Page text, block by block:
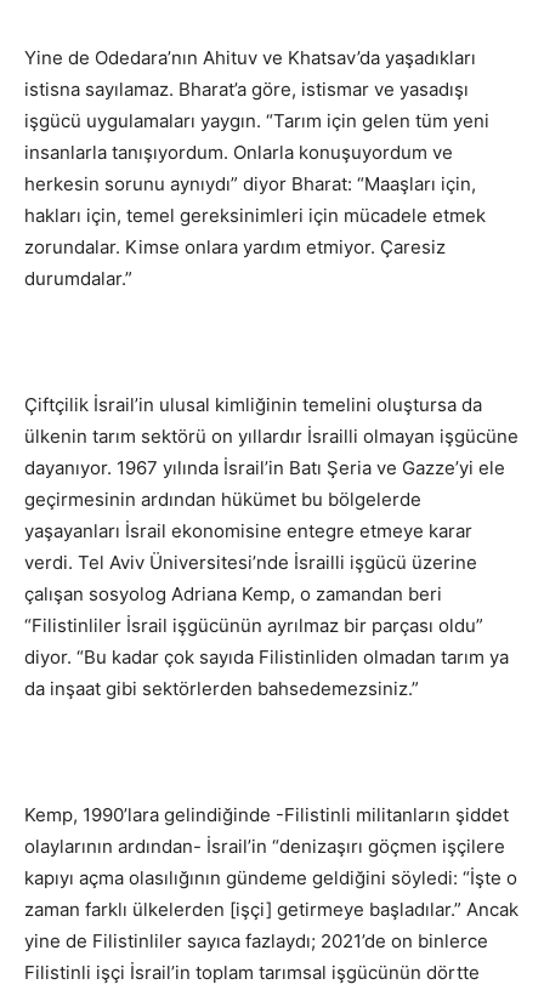
Yine de Odedara’nın Ahituv ve Khatsav’da yaşadıkları
istisna sayılamaz. Bharat’a göre, istismar ve yasadışı
işgücü uygulamaları yaygın. “Tarım için gelen tüm yeni
insanlarla tanışıyordum. Onlarla konuşuyordum ve
herkesin sorunu aynıydı” diyor Bharat: “Maaşları için,
hakları için, temel gereksinimleri için mücadele etmek
zorundalar. Kimse onlara yardım etmiyor. Çaresiz
durumdalar.”
Çiftçilik İsrail’in ulusal kimliğinin temelini oluştursa da
ülkenin tarım sektörü on yıllardır İsrailli olmayan işgücüne
dayanıyor. 1967 yılında İsrail’in Batı Şeria ve Gazze’yi ele
geçirmesinin ardından hükümet bu bölgelerde
yaşayanları İsrail ekonomisine entegre etmeye karar
verdi. Tel Aviv Üniversitesi’nde İsrailli işgücü üzerine
çalışan sosyolog Adriana Kemp, o zamandan beri
“Filistinliler İsrail işgücünün ayrılmaz bir parçası oldu”
diyor. “Bu kadar çok sayıda Filistinliden olmadan tarım ya
da inşaat gibi sektörlerden bahsedemezsiniz.”
Kemp, 1990’lara gelindiğinde -Filistinli militanların şiddet
olaylarının ardından- İsrail’in “denizaşırı göçmen işçilere
kapıyı açma olasılığının gündeme geldiğini söyledi: “İşte o
zaman farklı ülkelerden [işçi] getirmeye başladılar.” Ancak
yine de Filistinliler sayıca fazlaydı; 2021’de on binlerce
Filistinli işçi İsrail’in toplam tarımsal işgücünün dörtte